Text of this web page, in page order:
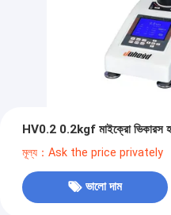
HV0.2 0.2kgf মাইক্রো ভিকারস
মূল্য：Ask the price privately
ভালো দাম